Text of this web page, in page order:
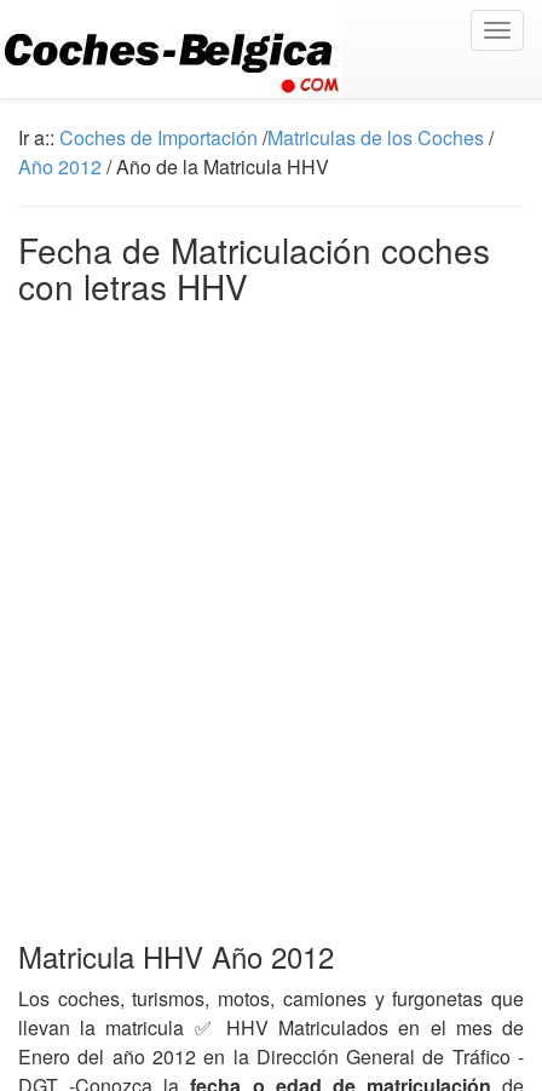
Ir a:: Coches de Importación /Matriculas de los Coches/
Año 2012 / Año de la Matricula HHV
Fecha de Matriculación coches
con letras HHV
Matricula HHV Año 2012
Los coches, turismos, motos, camiones y furgonetas que
llevan la matricula ✅ HHV Matriculados en el mes de
Enero del año 2012 en la Dirección General de Tráfico -